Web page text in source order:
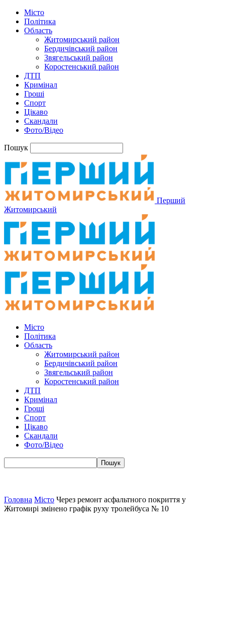
Місто
Політика
Область
Житомирський район
Бердичівський район
Звягельський район
Коростенський район
ДТП
Кримінал
Гроші
Спорт
Цікаво
Скандали
Фото/Відео
Пошук
Перший
Житомирський
Місто
Політика
Область
Житомирський район
Бердичівський район
Звягельський район
Коростенський район
ДТП
Кримінал
Гроші
Спорт
Цікаво
Скандали
Фото/Відео
Головна Місто Через ремонт асфальтного покриття у
Житомирі змінено графік руху тролейбуса № 10